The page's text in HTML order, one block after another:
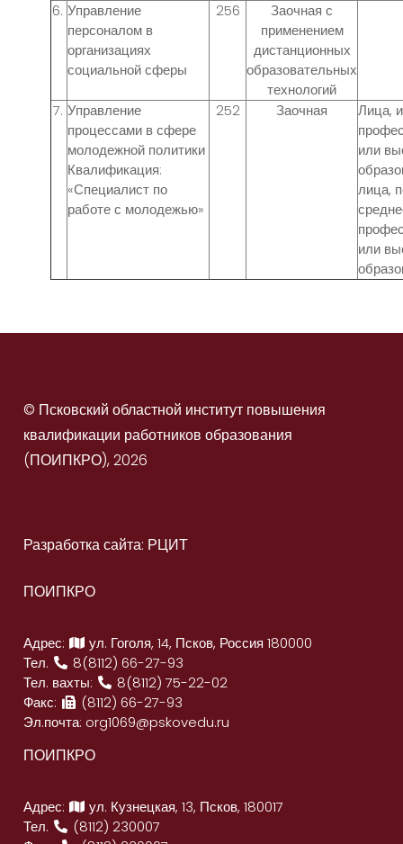
6. Управление
персоналом в
организациях
социальной сферы
256
Заочная с
применением
дистанционных
образовательных
технологий
7. Управление
процессами в сфере
молодежной политики
Квалификация:
«Специалист по
работе с молодежью»
252 Заочная
Лица,
или
лица,
или
© Псковский областной институт повышения
квалификации работников образования
(ПОИПКРО), 2026
Разработка сайта: РЦИТ
ПОИПКРО
Адрес:
ул. Гоголя, 14, Псков, Россия 180000
Тел.
8(8112) 66-27-93
Тел. вахты:
8(8112) 75-22-02
Факс:
(8112) 66-27-93
Эл.почта: org1069@pskovedu.ru
ПОИПКРО
Адрес:
ул. Кузнецкая, 13, Псков, 180017
Тел.
(8112) 230007